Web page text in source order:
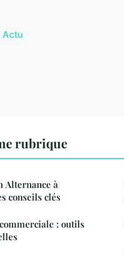
Actu
rubrique
Alternance à
conseils clés
: outils